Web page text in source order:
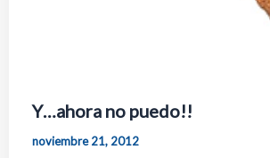
Y…ahora no puedo!!
noviembre 21, 2012